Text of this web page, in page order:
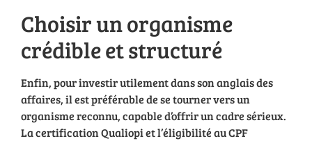
Choisir un organisme
crédible et structuré
Enfin, pour investir utilement dans son anglais des
affaires, il est préférable de se tourner vers un
organisme reconnu, capable d’offrir un cadre sérieux.
La certification Qualiopi et l’éligibilité au CPF